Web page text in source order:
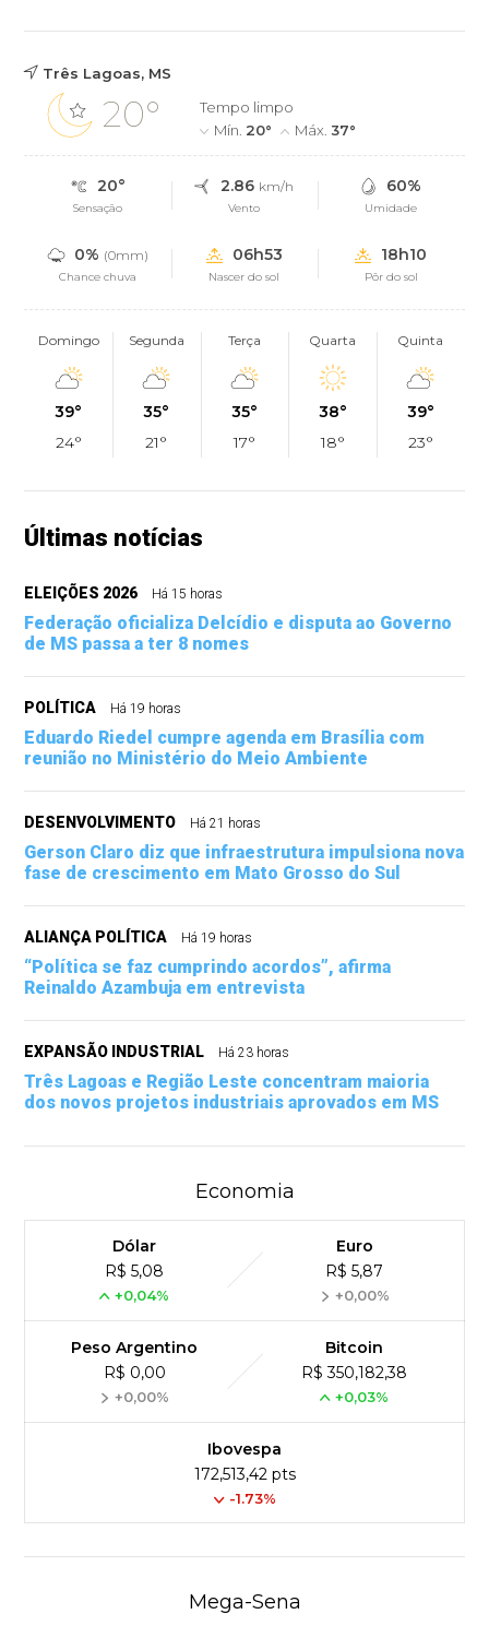
Três Lagoas, MS
20°
Tempo limpo
Mín. 20° Máx.37°
20°
Sensação
2.86 km/h
Vento
60%
Umidade
0% (0mm)
Chance chuva
06h53
Nascer do sol
18h10
Pôr do sol
Domingo
39°
24°
Segunda
35°
21°
Terça
35°
17°
Quarta
38°
18°
Quinta
39°
23°
Últimas notícias
ELEIÇÕES 2026 Há 15 horas
Federação oficializa Delcídio e disputa ao Governo
de MS passa a ter 8 nomes
POLÍTICA Há 19 horas
Eduardo Riedel cumpre agenda em Brasília com
reunião no Ministério do Meio Ambiente
DESENVOLVIMENTO Há 21 horas
Gerson Claro diz que infraestrutura impulsiona nova
fase de crescimento em Mato Grosso do Sul
ALIANÇA POLÍTICA Há 19 horas
“Política se faz cumprindo acordos”, afirma
Reinaldo Azambuja em entrevista
EXPANSÃO INDUSTRIAL Há 23 horas
Três Lagoas e Região Leste concentram maioria
dos novos projetos industriais aprovados em MS
Economia
Dólar
R$ 5,08
+0,04%
Euro
R$ 5,87
+0,00%
Peso Argentino
R$ 0,00
+0,00%
Bitcoin
R$ 350,182,38
+0,03%
Ibovespa
172,513,42 pts
-1.73%
Mega-Sena